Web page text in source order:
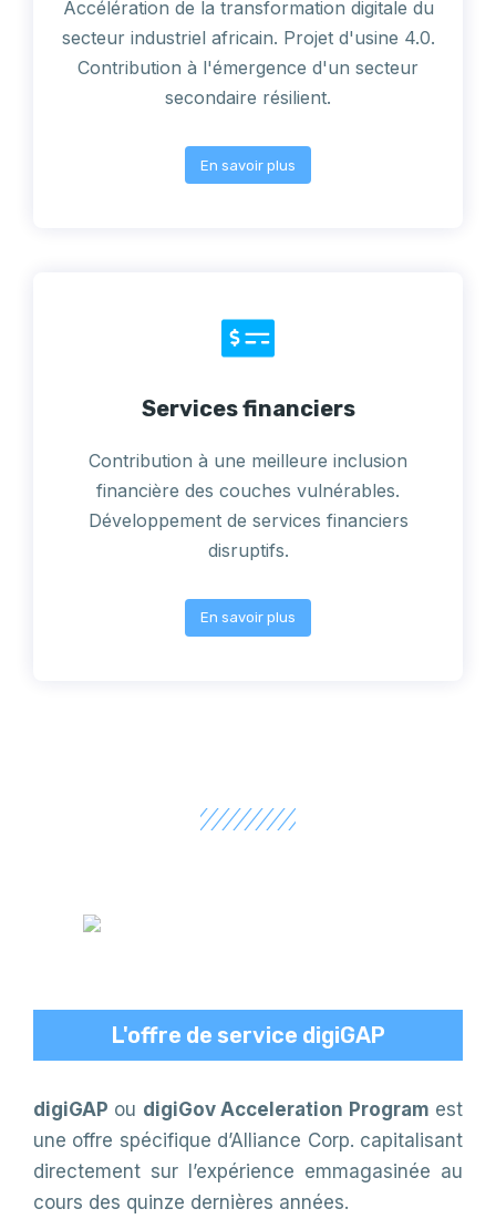
Accélération de la transformation digitale du
secteur industriel africain. Projet d'usine 4.0.
Contribution à l'émergence d'un secteur
secondaire résilient.
En savoir plus
Services financiers
Contribution à une meilleure inclusion
financière des couches vulnérables.
Développement de services financiers
disruptifs.
En savoir plus
L'offre de service digiGAP
digiGAP ou digiGov Acceleration Program est
une offre spécifique d’Alliance Corp. capitalisant
directement sur l’expérience emmagasinée au
cours des quinze dernières années.